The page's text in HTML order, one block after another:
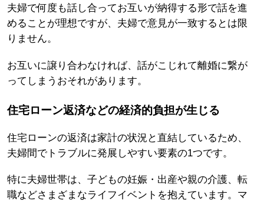
夫婦で何度も話し合ってお互いが納得する形で話を進
めることが理想ですが、夫婦で意見が一致するとは限
りません。
お互いに譲り合わなければ、話がこじれて離婚に繋が
ってしまうおそれがあります。
住宅ローン返済などの経済的負担が生じる
住宅ローンの返済は家計の状況と直結しているため、
夫婦間でトラブルに発展しやすい要素の1つです。
特に夫婦世帯は、子どもの妊娠・出産や親の介護、転
職などさまざまなライフイベントを抱えています。マ